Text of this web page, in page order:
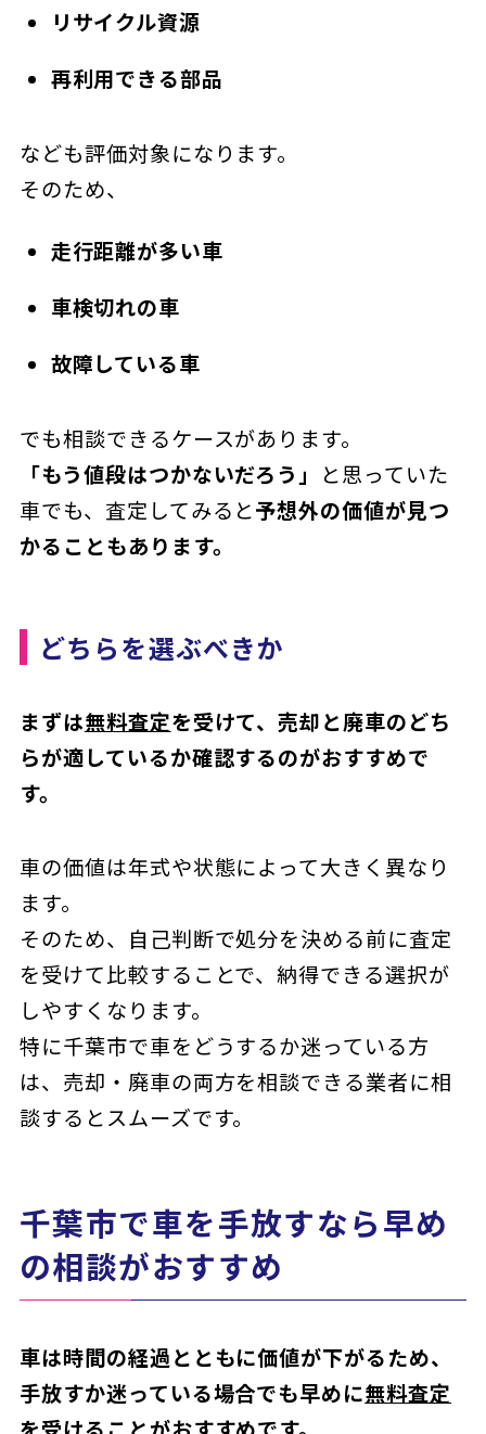
リサイクル資源
再利用できる部品
なども評価対象になります。
そのため、
走行距離が多い車
車検切れの車
故障している車
でも相談できるケースがあります。
「もう値段はつかないだろう」
と思っていた
車でも、査定してみると予想外の価値が見つ
かることもあります。
どちらを選ぶべきか
まずは無料査定を受けて、売却と廃車のどち
らが適しているか確認するのがおすすめで
す。
車の価値は年式や状態によって大きく異なり
ます。
そのため、自己判断で処分を決める前に査定
を受けて比較することで、納得できる選択が
しやすくなります。
特に千葉市で車をどうするか迷っている方
は、売却・廃車の両方を相談できる業者に相
談するとスムーズです。
千葉市で車を手放すなら早め
の相談がおすすめ
車は時間の経過とともに価値が下がるため、
手放すか迷っている場合でも早めに無料査定